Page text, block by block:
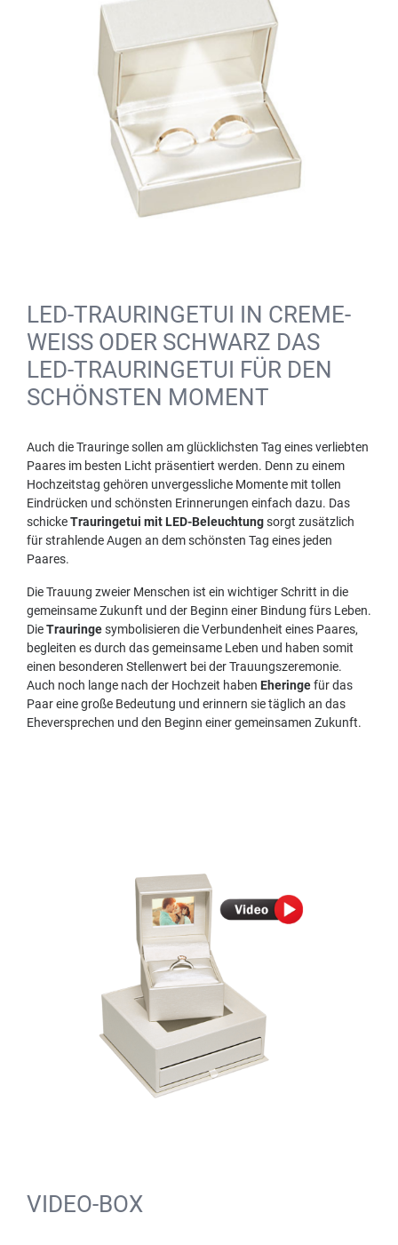
LED-TRAURINGETUI IN CREME-
WEISS ODER SCHWARZ DAS
LED-TRAURINGETUI FÜR DEN
SCHÖNSTEN MOMENT
Auch die Trauringe sollen am glücklichsten Tag eines verliebten
Paares im besten Licht präsentiert werden. Denn zu einem
Hochzeitstag gehören unvergessliche Momente mit tollen
Eindrücken und schönsten Erinnerungen einfach dazu. Das
schickeTrauringetui mit LED-Beleuchtungsorgt zusätzlich
für strahlende Augen an dem schönsten Tag eines jeden
Paares.
Die Trauung zweier Menschen ist ein wichtiger Schritt in die
gemeinsame Zukunft und der Beginn einer Bindung fürs Leben.
DieTrauringesymbolisieren die Verbundenheit eines Paares,
begleiten es durch das gemeinsame Leben und haben somit
einen besonderen Stellenwert bei der Trauungszeremonie.
Auch noch lange nach der Hochzeit haben Eheringefür das
Paar eine große Bedeutung und erinnern sie täglich an das
Eheversprechen und den Beginn einer gemeinsamen Zukunft.
VIDEO-BOX